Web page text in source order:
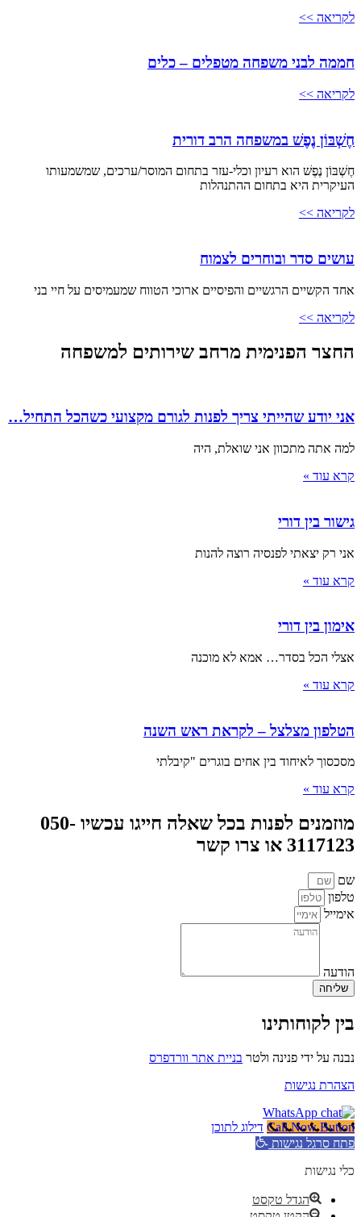
לקריאה >>
חממה לבני משפחה מטפלים – כלים
לקריאה >>
חֶשְׁבּוֹן נֶפֶשׁ במשפחה הרב דורית
חֶשְׁבּוֹן נֶפֶשׁ הוא רעיון וכלי-עזר בתחום המוסר/ערכים, שמשמעותו
העיקרית היא בתחום ההתנהלות
לקריאה >>
עושים סדר ובוחרים לצמוח
אחד הקשיים הרגשיים והפיסיים ארוכי הטווח שמעמיסים על חיי בני
לקריאה >>
החצר הפנימית מרחב שירותים למשפחה
אני יודע שהייתי צריך לפנות לגורם מקצועי כשהכל התחיל…
למה אתה מתכוון אני שואלת, היה
קרא עוד »
גישור בין דורי
אני רק יצאתי לפנסיה רוצה להנות
קרא עוד »
אימון בין דורי
אצלי הכל בסדר… אמא לא מוכנה
קרא עוד »
הטלפון מצלצל – לקראת ראש השנה
מסכסוך לאיחוד בין אחים בוגרים "קיבלתי
קרא עוד »
מוזמנים לפנות בכל שאלה חייגו עכשיו 050-
3117123 או צרו קשר
שם
טלפון
אימייל
הודעה
שליחה
בין לקוחותינו
נבנה על ידי פנינה ולטר בניית אתר וורדפרס
הצהרת נגישות
Call Now Button דילוג לתוכן
פתח סרגל נגישות
כלי נגישות
הגדל טקסט